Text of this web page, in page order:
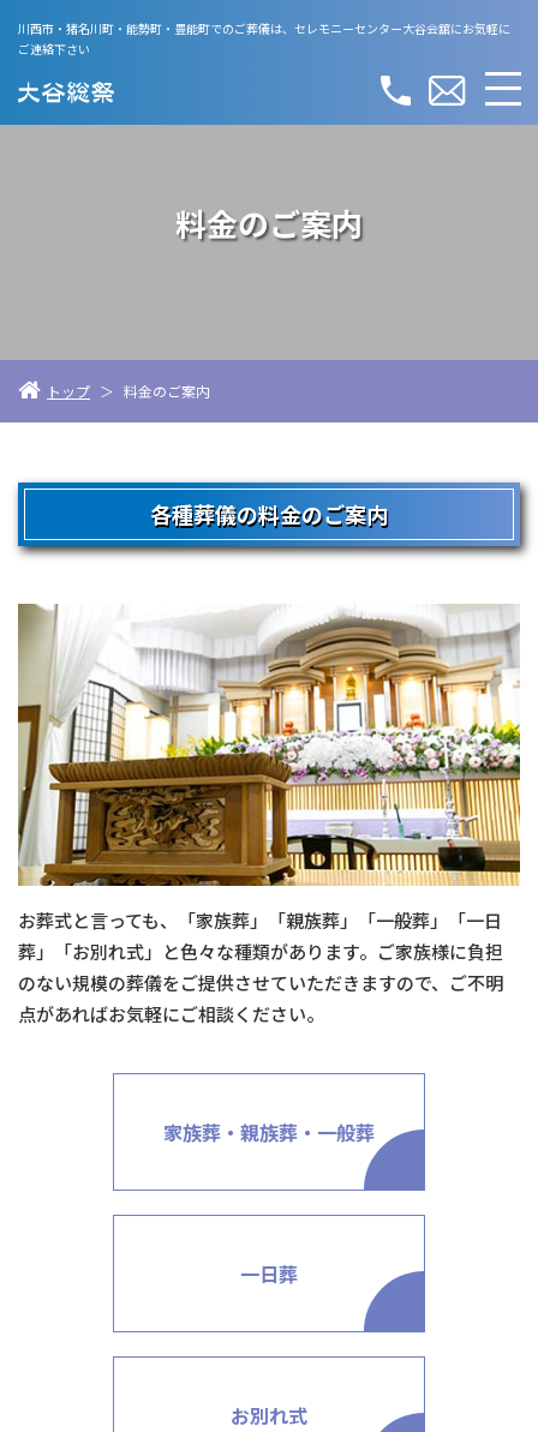
川西市・猪名川町・能勢町・豊能町でのご葬儀は、 セレモニーセンター大谷会舘にお気軽に
ご連絡下さい
料金のご案内
トップ ＞ 料金のご案内
各種葬儀の料金のご案内
お葬式と言っても、「家族葬」「親族葬」「一般葬」「一日
葬」「お別れ式」と色々な種類があります。ご家族様に負担
のない規模の葬儀をご提供させていただきますので、ご不明
点があればお気軽にご相談ください。
家族葬・親族葬・一般葬
一日葬
お別れ式